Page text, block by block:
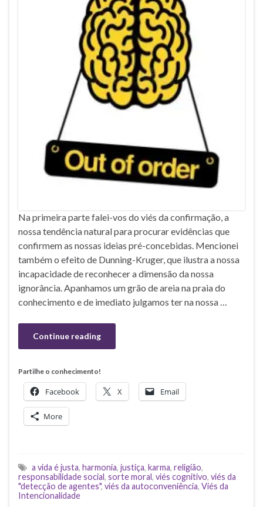
Na primeira parte falei-vos do viés da confirmação, a
nossa tendência natural para procurar evidências que
confirmem as nossas ideias pré-concebidas. Mencionei
também o efeito de Dunning-Kruger, que ilustra a nossa
incapacidade de reconhecer a dimensão da nossa
ignorância. Apanhamos um grão de areia na praia do
conhecimento e de imediato julgamos ter na nossa …
Continue reading
Partilhe o conhecimento!
Facebook X Email
More
a vida é justa, harmonia, justiça, karma, religião,
responsabilidade social, sorte moral, viés cognitivo, viés da
"detecção de agentes", viés da autoconveniência, Viés da
Intencionalidade